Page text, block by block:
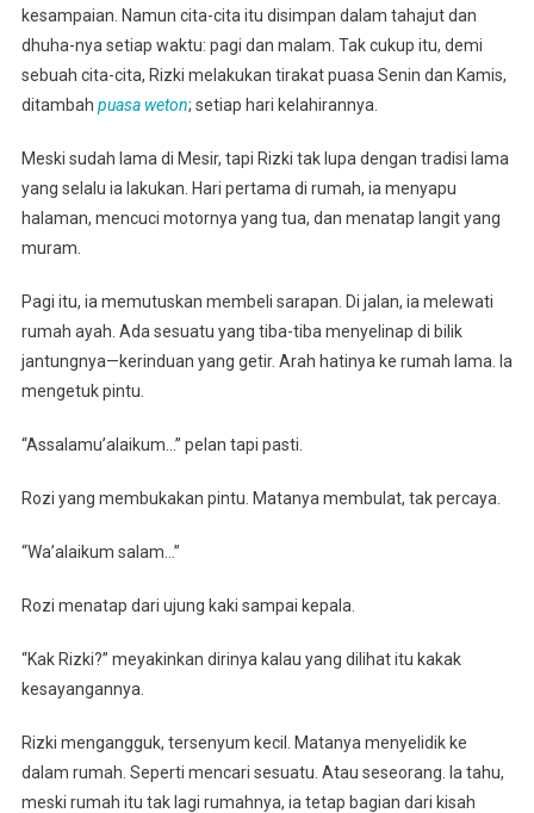
kesampaian. Namun cita-cita itu disimpan dalam tahajut dan
dhuha-nya setiap waktu: pagi dan malam. Tak cukup itu, demi
sebuah cita-cita, Rizki melakukan tirakat puasa Senin dan Kamis,
ditambah puasa weton; setiap hari kelahirannya.
Meski sudah lama di Mesir, tapi Rizki tak lupa dengan tradisi lama
yang selalu ia lakukan. Hari pertama di rumah, ia menyapu
halaman, mencuci motornya yang tua, dan menatap langit yang
muram.
Pagi itu, ia memutuskan membeli sarapan. Di jalan, ia melewati
rumah ayah. Ada sesuatu yang tiba-tiba menyelinap di bilik
jantungnya—kerinduan yang getir. Arah hatinya ke rumah lama. Ia
mengetuk pintu.
“Assalamu’alaikum…” pelan tapi pasti.
Rozi yang membukakan pintu. Matanya membulat, tak percaya.
“Wa’alaikum salam…”
Rozi menatap dari ujung kaki sampai kepala.
“Kak Rizki?” meyakinkan dirinya kalau yang dilihat itu kakak
kesayangannya.
Rizki mengangguk, tersenyum kecil. Matanya menyelidik ke
dalam rumah. Seperti mencari sesuatu. Atau seseorang. Ia tahu,
meski rumah itu tak lagi rumahnya, ia tetap bagian dari kisah